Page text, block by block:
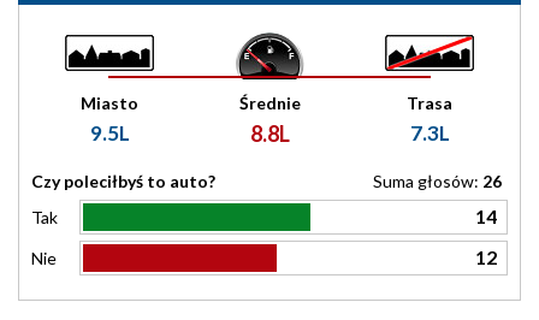
Miasto
9.5L
Średnie
8.8L
Trasa
7.3L
Czy poleciłbyś to auto? Suma głosów: 26
Tak
14
Nie 12